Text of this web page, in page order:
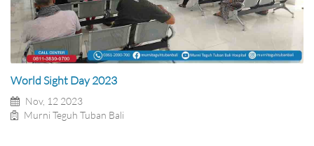
World Sight Day 2023
Nov, 12 2023
Murni Teguh Tuban Bali